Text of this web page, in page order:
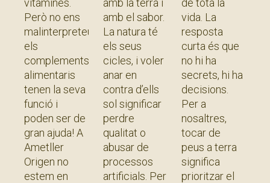
Però no ens
malinterpreteu,
els
complements
alimentaris
tenen la seva
funció i
poden ser de
gran ajuda! A
Ametller
Origen no
estem en
amb el sabor.
La natura té
els seus
cicles, i voler
anar en
contra d’ells
sol significar
perdre
qualitat o
abusar de
processos
artificials. Per
vida. La
resposta
curta és que
no hi ha
secrets, hi ha
decisions.
Per a
nosaltres,
tocar de
peus a terra
significa
prioritzar el